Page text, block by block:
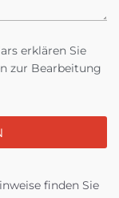
erklären Sie
zur Bearbeitung
finden Sie